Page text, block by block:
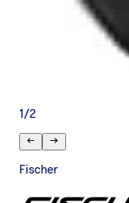
1 /2
Fischer